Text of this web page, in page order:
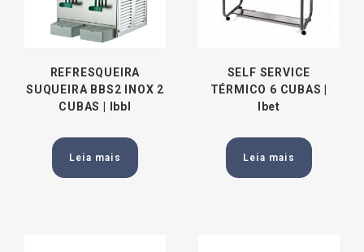
REFRESQUEIRA
SUQUEIRA BBS2 INOX 2
CUBAS | Ibbl
Leia mais
SELF SERVICE
TÉRMICO 6 CUBAS |
Ibet
Leia mais